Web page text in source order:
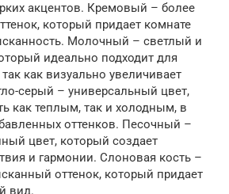
акцентов. Кремовый – более
который придает комнате
Молочный – светлый и
идеально подходит для
как визуально увеличивает
серый – универсальный цвет,
как теплым, так и холодным, в
оттенков. Песочный –
цвет, который создает
и гармонии. Слоновая кость –
оттенок, который придает
вид.